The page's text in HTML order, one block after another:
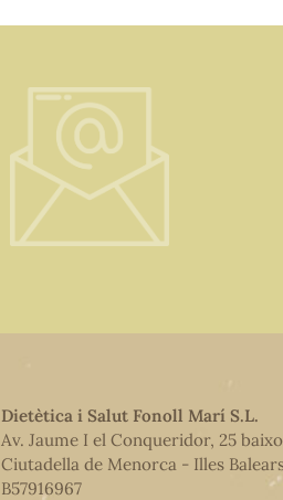
Dietètica i Salut Fonoll Marí S.L.
Av. Jaume I el Conqueridor, 25
Ciutadella de Menorca - Illes
B57916967